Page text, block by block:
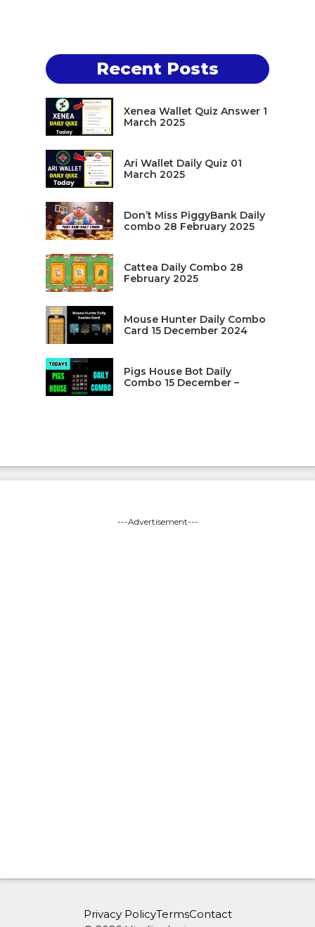
Recent Posts
Xenea Wallet Quiz Answer 1
March 2025
Ari Wallet Daily Quiz 01
March 2025
Don’t Miss PiggyBank Daily
combo 28 February 2025
Cattea Daily Combo 28
February 2025
Mouse Hunter Daily Combo
Card 15 December 2024
Pigs House Bot Daily
Combo 15 December –
---Advertisement---
Privacy PolicyTermsContact